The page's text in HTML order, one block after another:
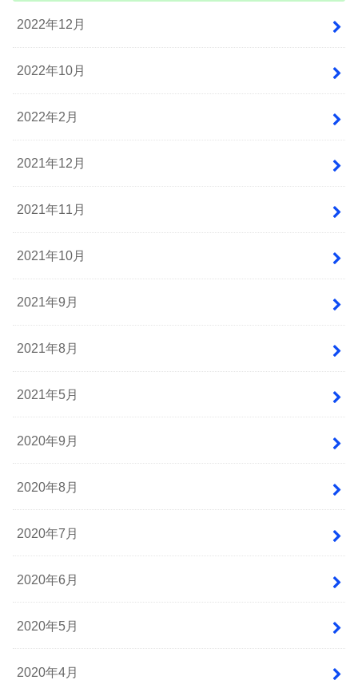
2022年12月
2022年10月
2022年2月
2021年12月
2021年11月
2021年10月
2021年9月
2021年8月
2021年5月
2020年9月
2020年8月
2020年7月
2020年6月
2020年5月
2020年4月